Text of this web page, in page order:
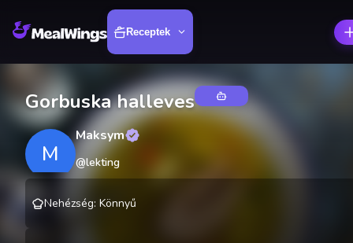
Receptek
Gorbuska halleves
M
Maksym
@lekting
Nehézség: Könnyű